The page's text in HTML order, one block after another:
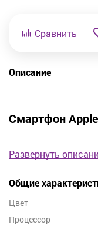
Сравнить
Описание
Смартфон
производителя Apple
Смартфон Apple
владельца. Он
его текстурированной
Развернуть
Общие
Цвет
Процессор